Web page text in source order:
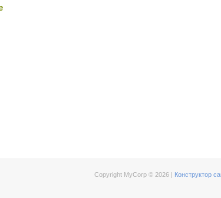
Copyright MyCorp © 2026 | Конструктор